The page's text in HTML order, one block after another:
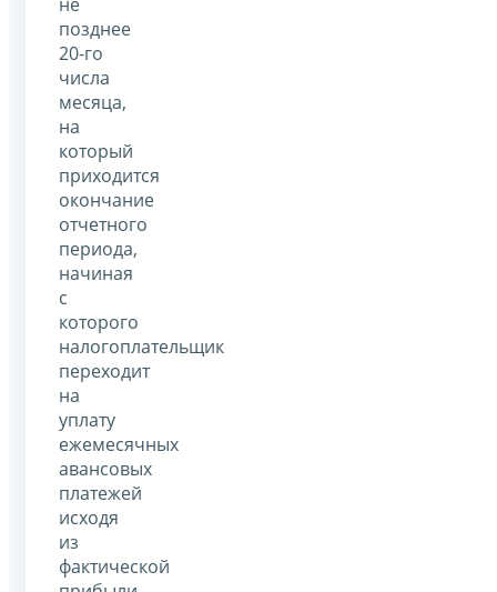
позднее
20-го
числа
месяца,
на
который
приходится
окончание
отчетного
периода,
начиная
с
которого
налогоплательщик
переходит
на
уплату
ежемесячных
авансовых
платежей
исходя
из
фактической